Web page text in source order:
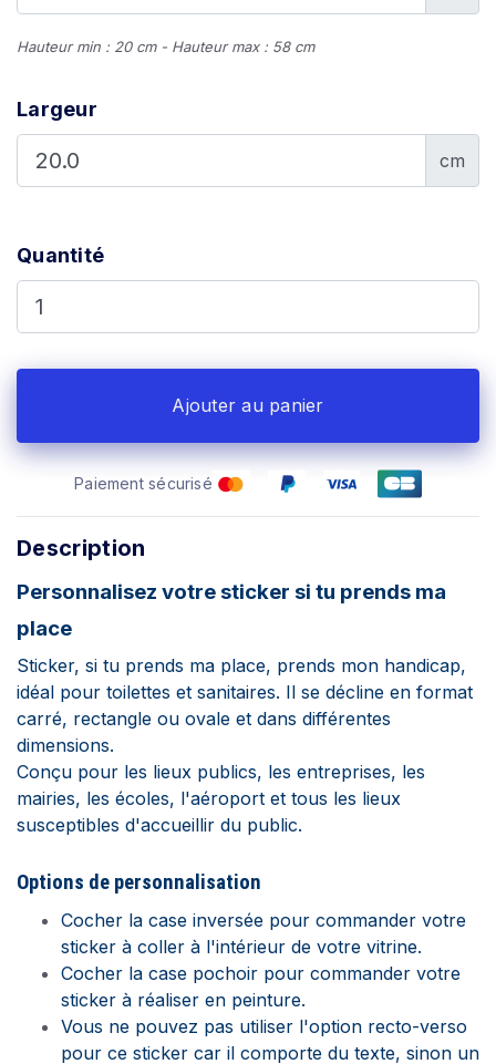
Hauteur min : 20 cm - Hauteur max : 58 cm
Largeur
cm
Quantité
Ajouter au panier
Paiement sécurisé
Description
Personnalisez votre sticker si tu prends ma
place
Sticker, si tu prends ma place, prends mon handicap,
idéal pour toilettes et sanitaires. Il se décline en format
carré, rectangle ou ovale et dans différentes
dimensions.
Conçu pour les lieux publics, les entreprises, les
mairies, les écoles, l'aéroport et tous les lieux
susceptibles d'accueillir du public.
Options de personnalisation
Cocher la case inversée pour commander votre
sticker à coller à l'intérieur de votre vitrine.
Cocher la case pochoir pour commander votre
sticker à réaliser en peinture.
Vous ne pouvez pas utiliser l'option recto-verso
pour ce sticker car il comporte du texte, sinon un